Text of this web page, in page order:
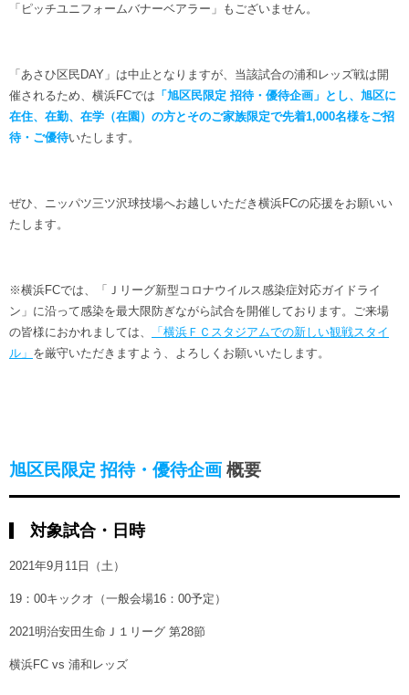
「ピッチユニフォームバナーベアラー」もございません。
「あさひ区民DAY」は中止となりますが、当該試合の浦和レッズ戦は開
催されるため、横浜FCでは 「旭区民限定 招待・優待企画」とし、旭区に
在住、在勤、在学（在園）の方とそのご家族限定で先着1,000名様をご招
待・ご優待いたします。
ぜひ、ニッパツ三ツ沢球技場へお越しいただき横浜FCの応援をお願いい
たします。
※横浜FCでは、「Ｊリーグ新型コロナウイルス感染症対応ガイドライ
ン」に沿って感染を最大限防ぎながら試合を開催しております。ご来場
の皆様におかれましては、
「横浜ＦＣスタジアムでの新しい観戦スタイ
ル」 を厳守いただきますよう、よろしくお願いいたします。
旭区民限定 招待・優待企画 概要
対象試合・日時
2021年9月11日（土）
19：00キックオ（一般会場16：00予定）
2021明治安田生命Ｊ１リーグ 第28節
横浜FC vs 浦和レッズ